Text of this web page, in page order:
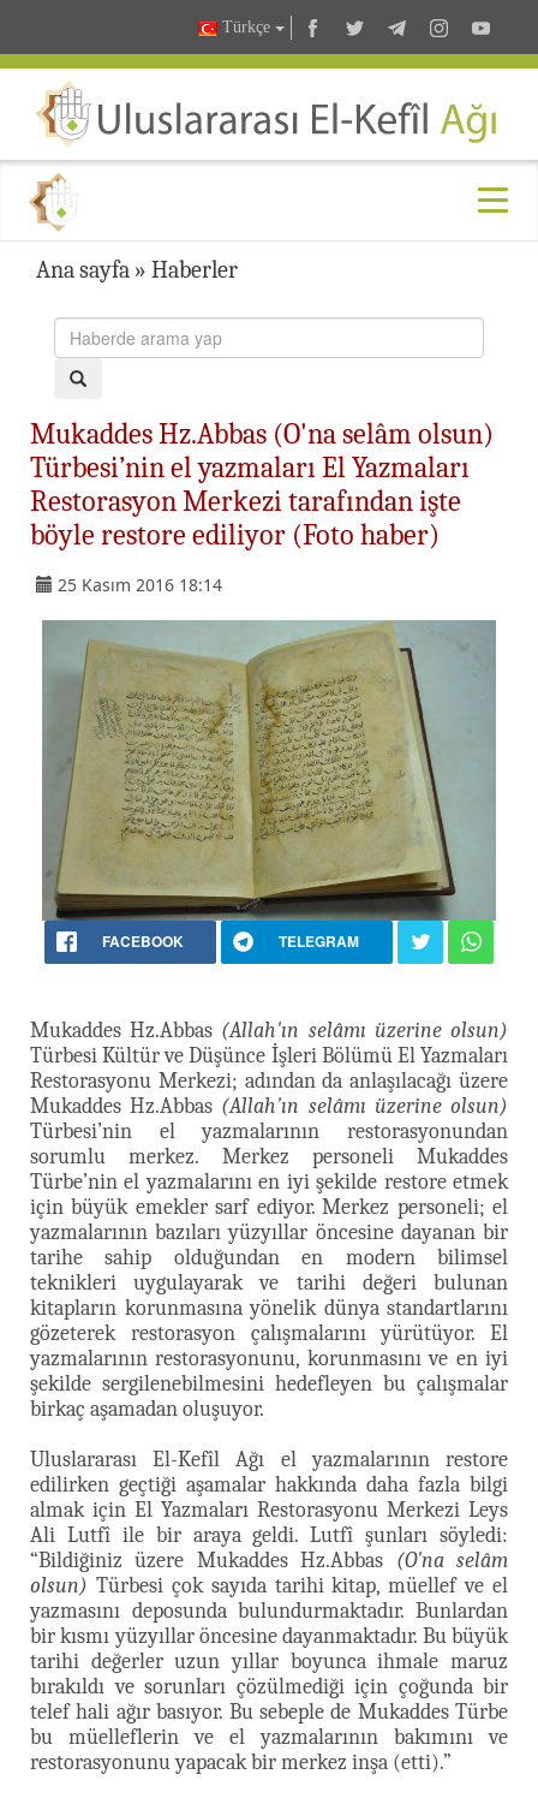
Türkçe
Ana sayfa » Haberler
Mukaddes Hz.Abbas (O'na selâm olsun)
Türbesi’nin el yazmaları El Yazmaları
Restorasyon Merkezi tarafından işte
böyle restore ediliyor (Foto haber)
25 Kasım 2016 18:14
FACEBOOK TELEGRAM
Mukaddes Hz.Abbas (Allah'ın selâmı üzerine olsun)
Türbesi Kültür ve Düşünce İşleri Bölümü El Yazmaları
Restorasyonu Merkezi; adından da anlaşılacağı üzere
Mukaddes Hz.Abbas (Allah'ın selâmı üzerine olsun)
Türbesi’nin el yazmalarının restorasyonundan
sorumlu merkez. Merkez personeli Mukaddes
Türbe’nin el yazmalarını en iyi şekilde restore etmek
için büyük emekler sarf ediyor. Merkez personeli; el
yazmalarının bazıları yüzyıllar öncesine dayanan bir
tarihe sahip olduğundan en modern bilimsel
teknikleri uygulayarak ve tarihi değeri bulunan
kitapların korunmasına yönelik dünya standartlarını
gözeterek restorasyon çalışmalarını yürütüyor. El
yazmalarının restorasyonunu, korunmasını ve en iyi
şekilde sergilenebilmesini hedefleyen bu çalışmalar
birkaç aşamadan oluşuyor.
Uluslararası El-Kefîl Ağı el yazmalarının restore
edilirken geçtiği aşamalar hakkında daha fazla bilgi
almak için El Yazmaları Restorasyonu Merkezi Leys
Ali Lutfî ile bir araya geldi. Lutfî şunları söyledi:
“Bildiğiniz üzere Mukaddes Hz.Abbas (O'na selâm
olsun) Türbesi çok sayıda tarihi kitap, müellef ve el
yazmasını deposunda bulundurmaktadır. Bunlardan
bir kısmı yüzyıllar öncesine dayanmaktadır. Bu büyük
tarihi değerler uzun yıllar boyunca ihmale maruz
bırakıldı ve sorunları çözülmediği için çoğunda bir
telef hali ağır basıyor. Bu sebeple de Mukaddes Türbe
bu müelleflerin ve el yazmalarının bakımını ve
restorasyonunu yapacak bir merkez inşa (etti).”